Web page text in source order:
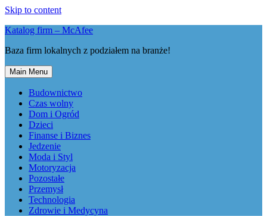
Skip to content
Katalog firm – McAfee
Baza firm lokalnych z podziałem na branże!
Main Menu
Budownictwo
Czas wolny
Dom i Ogród
Dzieci
Finanse i Biznes
Jedzenie
Moda i Styl
Motoryzacja
Pozostałe
Przemysł
Technologia
Zdrowie i Medycyna